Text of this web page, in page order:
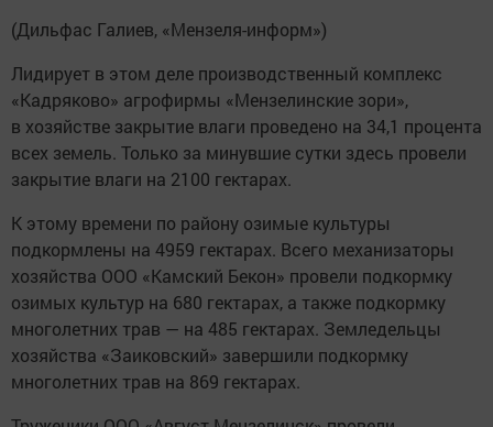
(Дильфас Галиев, «Мензеля-информ»)
Лидирует в этом деле производственный комплекс
«Кадряково» агрофирмы «Мензелинские зори»,
в хозяйстве закрытие влаги проведено на 34,1 процента
всех земель. Только за минувшие сутки здесь провели
закрытие влаги на 2100 гектарах.
К этому времени по району озимые культуры
подкормлены на 4959 гектарах. Всего механизаторы
хозяйства ООО «Камский Бекон» провели подкормку
озимых культур на 680 гектарах, а также подкормку
многолетних трав — на 485 гектарах. Земледельцы
хозяйства «Заиковский» завершили подкормку
многолетних трав на 869 гектарах.